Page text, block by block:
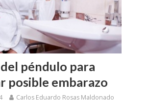
péndulo para
posible embarazo
Carlos Eduardo Rosas Maldonado